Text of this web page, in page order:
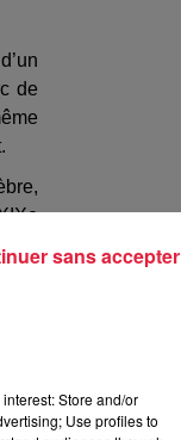
de
Store and/or
Use profiles to
sans accepter